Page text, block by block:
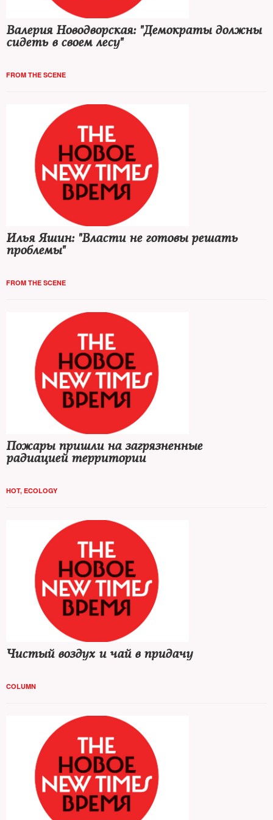
Валерия Новодворская: "Демократы должны
сидеть в своем лесу"
FROM THE SCENE
Илья Яшин: "Власти не готовы решать
проблемы"
FROM THE SCENE
Пожары пришли на загрязненные
радиацией территории
HOT, ECOLOGY
Чистый воздух и чай в придачу
COLUMN